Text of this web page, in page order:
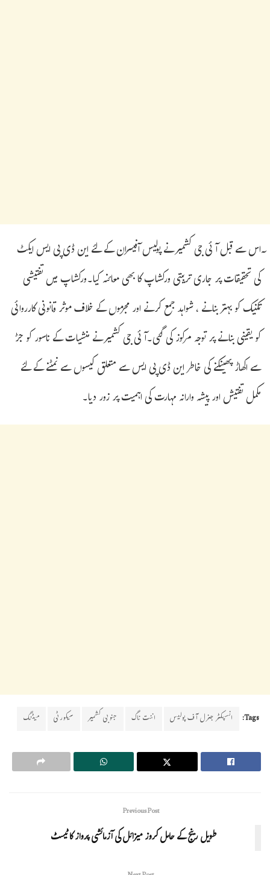
ٓاس سے قبل آئی جی کشمیر نے پولیس آفیسران کے لئے این ڈی پی ایس ایکٹ
کی تحقیقات پر جاری تربیتی ورکشاپ کا بھی معائنہ کیا۔ورکشاپ میں تفتیشی
تکنیک کو بہتر بنانے ، شواہد جمع کرنے اور مجرموں کے خلاف موثر قانونی کارروائی
کو یقینی بنانے پر توجہ مرکوز کی گئی۔آئی جی کشمیر نے منشیات کے ناسور کو جڑ
سے اکھاڑ پھینکنے کی خاطر این ڈی پی ایس سے متعلق کیسوں سے نمٹنے کے لئے
مکمل تفتیش اور پیشہ وارانہ مہارت کی اہمیت پر زور دیا۔
Tags: انسپکٹر جنرل آف پولیس اننت ناگ جنوبی کشمیر سیکورٹی میٹنگ
Previous Post
طویل رینج کے حامل کروز میزائل کی آزمائشی پرواز کا ٹیسٹ